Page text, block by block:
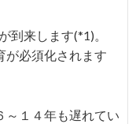
到来します(*1)。
が必須化されます
～１４年も遅れてい